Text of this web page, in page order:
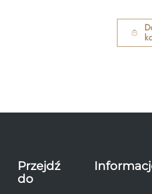
Przejdź
do